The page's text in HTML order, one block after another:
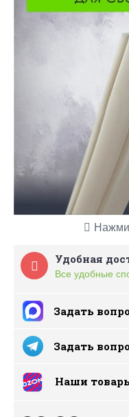
Удобная
Все удобные
Задать
Задать
Наши